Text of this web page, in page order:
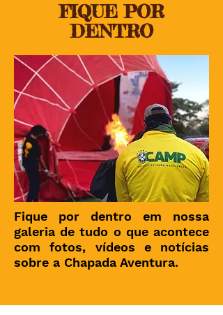
FIQUE POR
DENTRO
Fique por dentro em nossa
galeria de tudo o que acontece
com fotos, vídeos e notícias
sobre a Chapada Aventura.